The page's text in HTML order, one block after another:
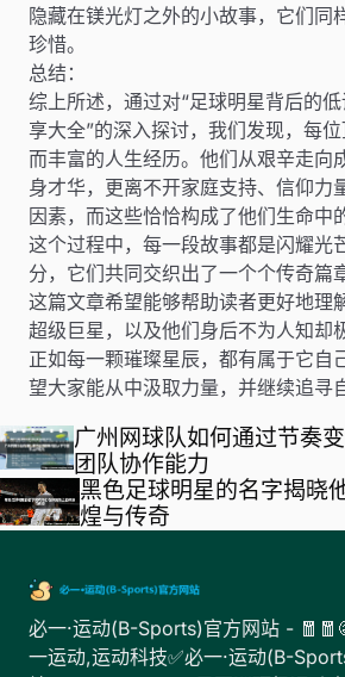
隐藏在镁光灯之外的小故事，它们同
珍惜。
总结：
综上所述，通过对“足球明星背后的
享大全”的深入探讨，我们发现，每
而丰富的人生经历。他们从艰辛走向
身才华，更离不开家庭支持、信仰力
因素，而这些恰恰构成了他们生命中
这个过程中，每一段故事都是闪耀光
分，它们共同交织出了一个个传奇篇章
这篇文章希望能够帮助读者更好地理
超级巨星，以及他们身后不为人知却
正如每一颗璀璨星辰，都有属于它自
望大家能从中汲取力量，并继续追寻
广州网球队如何通过节奏
团队协作能力
黑色足球明星的名字揭晓
煌与传奇
必一·运动(B-Sports)官方网站 -
一运动,运动科技✅必一·运动(B-